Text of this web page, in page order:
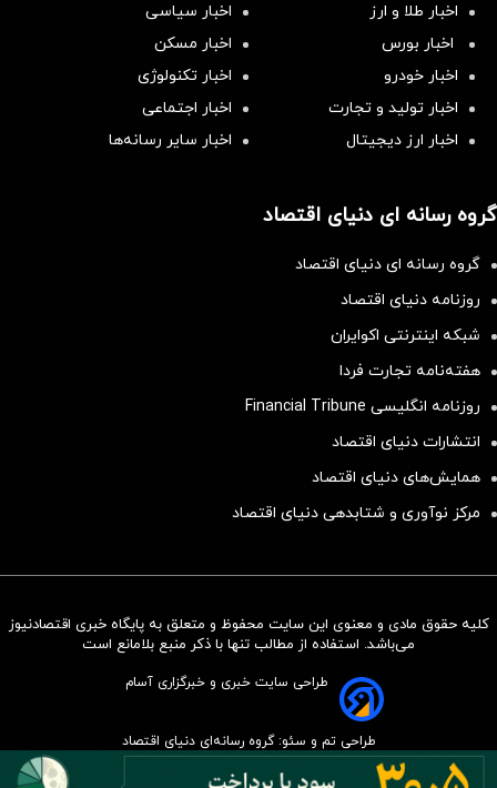
سرمایه‌گذاری همسنگ با شاخص
اخبار طلا و ارز
اخبار سیاسی
اخبار بورس
اخبار مسکن
اخبار خودرو
اخبار تکنولوژی
اخبار تولید و تجارت
اخبار اجتماعی
اخبار ارز دیجیتال
اخبار سایر رسانه‌‌ها
گروه رسانه ای دنیای اقتصاد
گروه رسانه ای دنیای اقتصاد
روزنامه دنیای اقتصاد
شبکه اینترنتی اکوایران
هفته‌نامه تجارت فردا
روزنامه انگلیسی Financial Tribune
انتشارات دنیای اقتصاد
همایش‌های دنیای اقتصاد
مرکز نوآوری و شتابدهی دنیای اقتصاد
کلیه حقوق مادی و معنوی این سایت محفوظ و متعلق به پایگاه خبری اقتصادنیوز
می‌باشد. استفاده از مطالب تنها با ذکر منبع بلامانع است
طراحی سایت خبری و خبرگزاری آسام
طراحی تم و سئو: گروه رسانه‌ای دنیای اقتصاد